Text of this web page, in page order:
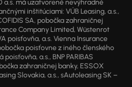
a.s. má uzatvorené nevýhradné
inštitúciami: VÚB Leasing, a.s.,
SA, pobočka zahraničnej
Company Limited, Wüstenrot
poisťovňa, a.s. Vienna Insurance
poisťovne z iného členského
a.s., BNP PARIBAS
zahraničnej banky, ESSOX
Slovakia, a.s., sAutoleasing SK –